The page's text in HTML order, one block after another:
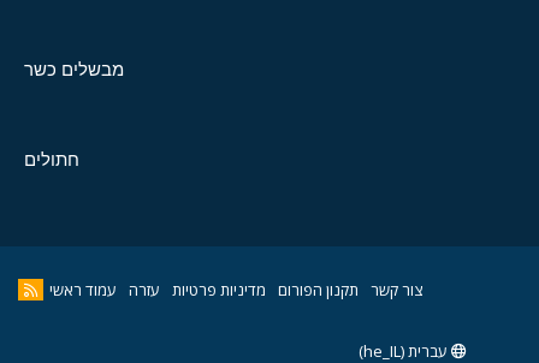
מבשלים כשר
חתולים
צור קשר תקנון הפורום מדיניות פרטיות עזרה עמוד ראשי
עברית (he_IL)